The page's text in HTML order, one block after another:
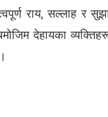
राय, सल्लाह र
देहायका